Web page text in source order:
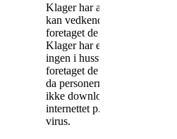
Klager har anført, at han ikke
kan vedkende sig at have
foretaget de påklagede opkald.
Klager har endvidere anført, at
ingen i husstanden har
foretaget de påklagede opkald,
da personerne i husstanden
ikke downloadede filer fra
internettet p.g.a. risikoen for
virus.